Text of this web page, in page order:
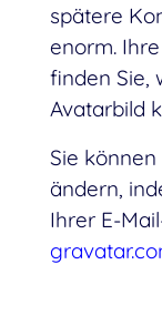
spätere
enorm.
finden Sie,
Avatarbild
Sie
ändern,
Ihrer E-